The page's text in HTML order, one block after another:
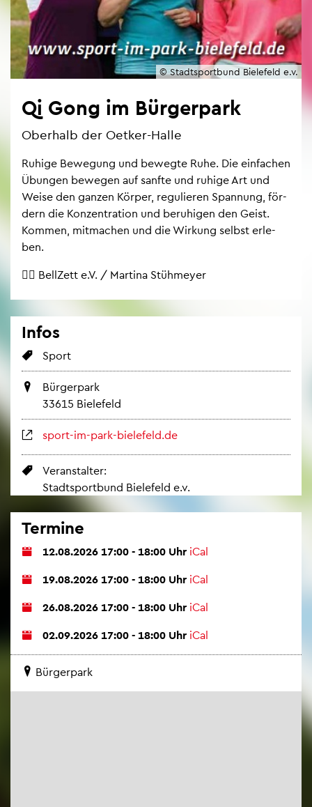
© Stadt­s­port­bund Bie­le­feld e.v.
Qi Gong im Bür­ger­park
Ober­halb der Oet­ker-Halle
Ru­hi­ge Be­we­gung und be­weg­te Ruhe. Die ein­fa­chen
Übun­gen be­we­gen auf sanf­te und ru­hi­ge Art und
Weise den gan­zen Kör­per, re­gu­lie­ren Span­nung, för­
dern die Kon­zen­tra­ti­on und be­ru­hi­gen den Geist.
Kom­men, mit­ma­chen und die Wir­kung selbst er­le­
ben.
🙎‍♀️ Bell­Zett e.V. / Mar­ti­na Stüh­mey­er
Infos
Sport
Bür­ger­park
33615 Bie­le­feld
sport-im-park-bie­le­feld.de
Ver­an­stal­ter:
Stadt­s­port­bund Bie­le­feld e.v.
Ter­mi­ne
12.08.2026 17:00 - 18:00 Uhr iCal
19.08.2026 17:00 - 18:00 Uhr iCal
26.08.2026 17:00 - 18:00 Uhr iCal
02.09.2026 17:00 - 18:00 Uhr iCal
Bür­ger­park